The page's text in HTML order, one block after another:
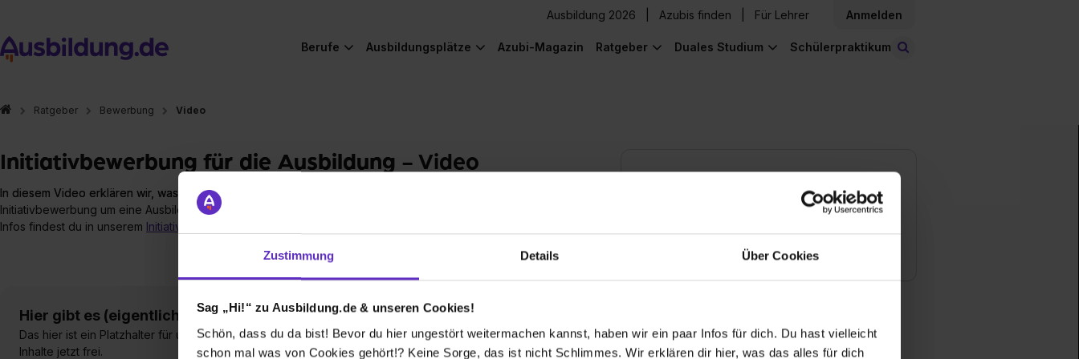
Zustimmung Details Über Cookies
Sag „Hi!“ zu Ausbildung.de & unseren Cookies!
Schön, dass du da bist! Bevor du hier ungestört weitermachen kannst, haben wir ein paar Infos für dich. Du hast vielleicht
schon mal was von Cookies gehört!? Keine Sorge, das ist nicht Schlimmes. Wir erklären dir hier, was das alles für dich
Ausbildung 2026 Azubis finden Für Lehrer Anmelden
Berufe Ausbildungsplätze Azubi-Magazin Ratgeber Duales Studium Schülerpraktikum
Ratgeber Bewerbung Video
Initiativbewerbung für die Ausbildung - Video
In diesem Video erklären wir, was eine Initiativbewerbung ist und worauf man achten muss, wenn man sich via
Initiativbewerbung um eine Ausbildungsstelle bewirbt. Außerdem geben wir hilfreiche Bewerbungstipps. Weitere
Infos findest du in unserem Initiativbewerbung-Ratgeber
Hier gibt es (eigentlich) was Cooles zu sehen!
Das hier ist ein Platzhalter für unseren Social-Media-Content von YouTube. Neugierig? Dann schalte die
Inhalte jetzt frei.